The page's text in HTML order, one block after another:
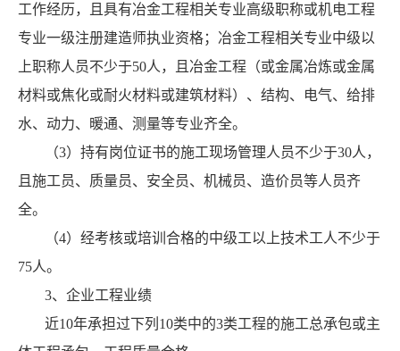
工作经历，且具有冶金工程相关专业高级职称或机电工程
专业一级注册建造师执业资格；冶金工程相关专业中级以
上职称人员不少于50人，且冶金工程（或金属冶炼或金属
材料或焦化或耐火材料或建筑材料）、结构、电气、给排
水、动力、暖通、测量等专业齐全。
（3）持有岗位证书的施工现场管理人员不少于30人，
且施工员、质量员、安全员、机械员、造价员等人员齐
全。
（4）经考核或培训合格的中级工以上技术工人不少于
75人。
3、企业工程业绩
近10年承担过下列10类中的3类工程的施工总承包或主